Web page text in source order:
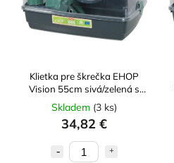
Klietka pre škrečka EHOP
Vision 55cm sivá/zelená s
výbavou Zolux
Skladem (3 ks)
34,82 €